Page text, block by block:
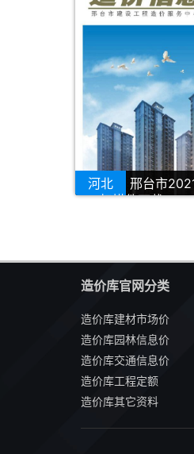
河北
邢台市
PDF扫描件下载
造价库官网分类
造价库建材市场价
造价库园林信息价
造价库交通信息价
造价库工程定额
造价库其它资料